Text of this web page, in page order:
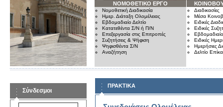
ΝΟΜΟΘΕΤΙΚΟ ΕΡΓΟ
Νομοθετική Διαδικασία
Ημερ. Διάταξη Ολομέλειας
Εβδομαδιαίο Δελτίο
Κατατεθέντα Σ/Ν ή Π/Ν
Επεξεργασία στις Επιτροπές
Συζητήσεις & Ψήφιση
Ψηφισθέντα Σ/Ν
Αναζήτηση
Διαδικασίες
Μέσα
Ειδικές
Ειδικές
Εβδομαδιαίο
Ειδικές
Ημερήσιες
Δελτίο
Σύνδεσμοι
ΠΡΑΚΤΙΚΑ